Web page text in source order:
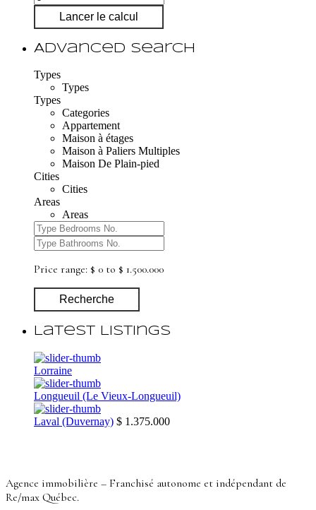
Lancer le calcul
Advanced Search
Types
Types
Types
Categories
Appartement
Maison à étages
Maison à Paliers Multiples
Maison De Plain-pied
Cities
Cities
Areas
Areas
Price range: $ 0 to $ 1.500.000
Recherche
Latest Listings
Lorraine
Longueuil (Le Vieux-Longueuil)
Laval (Duvernay) $ 1.375.000
Agence immobilière – Franchisé autonome et indépendant de
Re/max Québec.